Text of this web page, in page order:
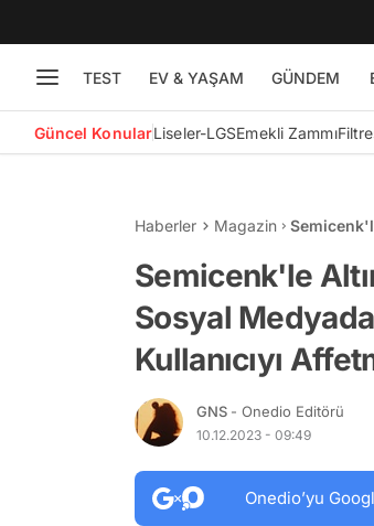
TEST EV & YAŞAM GÜNDEM
Güncel KonularLiseler-LGSEmekli Zammı
Haberler Magazin
Semicenk'le
Sosyal
Kullanıcıyı
GNS - Onedio Editörü
10.12.2023 - 09:49
Onedio’yu